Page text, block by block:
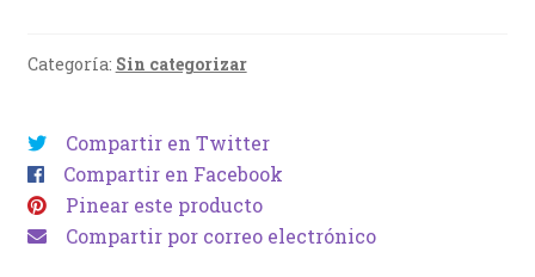
Categoría: Sin categorizar
Compartir en Twitter
Compartir en Facebook
Pinear este producto
Compartir por correo electrónico